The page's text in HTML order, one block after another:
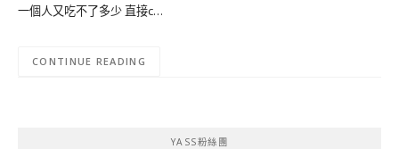
一個人又吃不了多少 直接c…
CONTINUE READING
YASS粉絲團